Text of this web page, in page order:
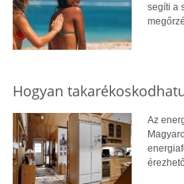
segíti a
Hogyan
Az